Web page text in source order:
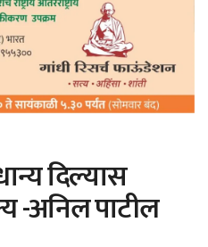
दिल्यास
-अनिल पाटील